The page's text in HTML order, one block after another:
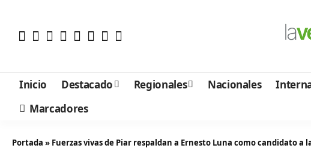
Inicio Destacado Regionales Nacionales
Marcadores
Portada » Fuerzas vivas de Piar respaldan a Ernesto Luna como candidato a